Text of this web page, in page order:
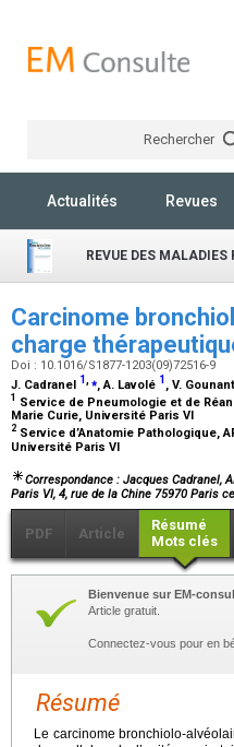
Rechercher
Actualités Revues
REVUE DES
Carcinome
charge
Doi : 10.1016/S1877-1203(09)72516-9
J. Cadranel 1 ⁎, A. Lavolé 1 , V. Gounant
1 Service de Pneumologie et de
Marie Curie, Université Paris VI
2 Service d’Anatomie Pathologique,
Université Paris VI
Correspondance : Jacques Cadranel,
Paris VI, 4, rue de la Chine 75970 Paris
PDF Article
Résumé
Mots clés
Bienvenue sur EM-
Article gratuit.
Connectez-vous pour en
Résumé
Le carcinome bronchiolo-